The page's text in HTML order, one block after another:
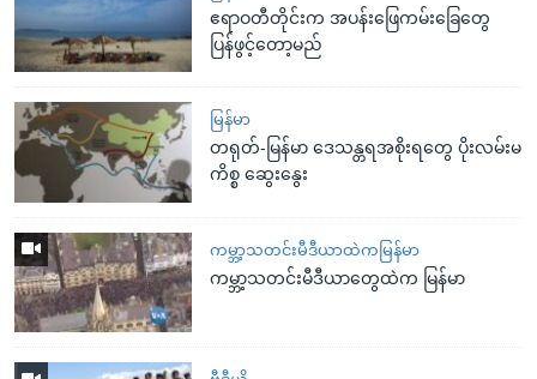
ဧရာဝတီတိုင်းက အပန်းဖြေကမ်းခြေတွေ
ပြန်ဖွင့်တော့မည်
မြန်မာ
တရုတ်-မြန်မာ ဒေသန္တရအစိုးရတွေ ပိုးလမ်းမ
ကိစ္စ ဆွေးနွေး
ကမ္ဘာ့သတင်းမီဒီယာထဲကမြန်မာ
ကမ္ဘာ့သတင်းမီဒီယာတွေထဲက မြန်မာ